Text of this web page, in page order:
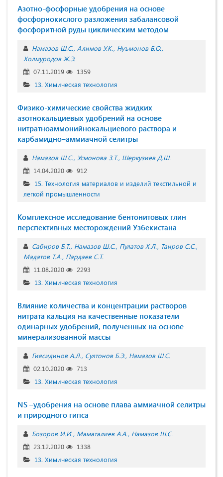
Азотно-фосфорные удобрения на основе
фосфорнокислого разложения забалансовой
фосфоритной руды циклическим методом
Намазов Ш.С. Алимов У.К. Нуъмонов Б.О.
Холмуродов Ж.Э.
07.11.2019
1359
13. Химическая технология
Физико-химические свойства жидких
азотнокальциевых удобрений на основе
нитратноаммонийнокальциевого раствора и
карбамидно–аммиачной селитры
Намазов Ш.С. Усмонова З.Т. Шеркузиев Д.Ш.
14.04.2020
912
15. Технология материалов и изделий текстильной и
легкой промышленности
Комплексное исследование бентонитовых глин
перспективных месторождений Узбекистана
Сабиров Б.Т. Намазов Ш.С. Пулатов Х.Л. Таиров С.С.
Мадатов Т.А. Пардаев С.Т.
11.08.2020
2293
13. Химическая технология
Влияние количества и концентрации растворов
нитрата кальция на качественные показатели
одинарных удобрений, полученных на основе
минерализованной массы
Гиясидинов А.Л. Султонов Б.Э. Намазов Ш.С.
02.10.2020
713
13. Химическая технология
NS –удобрения на основе плава аммиачной селитры
и природного гипса
Бозоров И.И. Маматалиев А.А. Намазов Ш.С.
23.12.2020
1338
13. Химическая технология